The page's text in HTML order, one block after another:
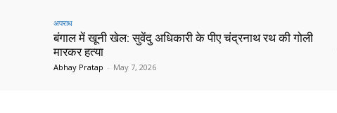
अपराध
बंगाल में खूनी खेल: सुवेंदु अधिकारी के पीए चंद्रनाथ रथ की गोली
मारकर हत्या
Abhay Pratap - May 7, 2026